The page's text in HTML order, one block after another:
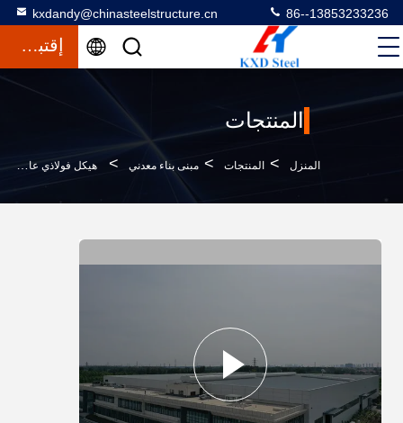
kxdandy@chinasteelstructure.cn 86--13853233236
إقتباس
المنتجات
المنزل > المنتجات > مبنى بناء معدني > هيكل فولاذي عالي القوة متعدد الطوابق مستودع صناعي مباني معدنية معزولة مصنوعة مسبقاً